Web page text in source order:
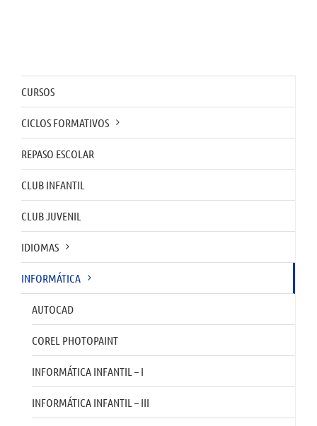
CURSOS
CICLOS FORMATIVOS
REPASO ESCOLAR
CLUB INFANTIL
CLUB JUVENIL
IDIOMAS
INFORMÁTICA
AUTOCAD
COREL PHOTOPAINT
INFORMÁTICA INFANTIL – I
INFORMÁTICA INFANTIL – III